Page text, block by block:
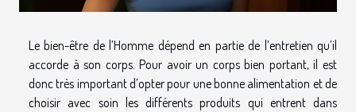
Le bien-être de l’Homme dépend en partie de l’entretien qu’il
accorde à son corps. Pour avoir un corps bien portant, il est
donc très important d’opter pour une bonne alimentation et de
choisir avec soin les différents produits qui entrent dans